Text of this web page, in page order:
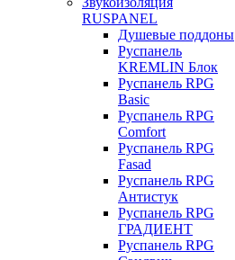
RUSPANEL
Душевые поддоны
Руспанель
KREMLIN Блок
Руспанель RPG
Basic
Руспанель RPG
Comfort
Руспанель RPG
Fasad
Руспанель RPG
Антистук
Руспанель RPG
ГРАДИЕНТ
Руспанель RPG